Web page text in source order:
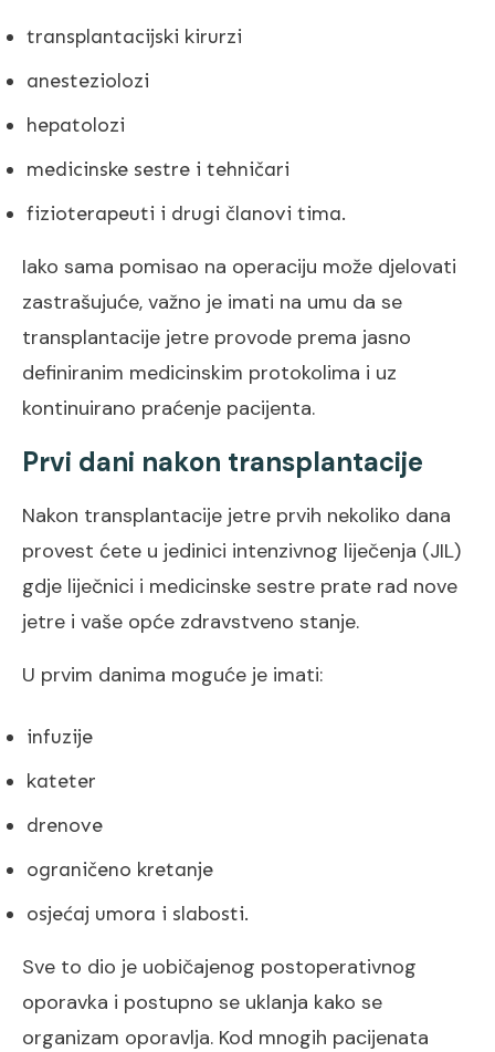
transplantacijski kirurzi
anesteziolozi
hepatolozi
medicinske sestre i tehničari
fizioterapeuti i drugi članovi tima.
Iako sama pomisao na operaciju može djelovati
zastrašujuće, važno je imati na umu da se
transplantacije jetre provode prema jasno
definiranim medicinskim protokolima i uz
kontinuirano praćenje pacijenta.
Prvi dani nakon transplantacije
Nakon transplantacije jetre prvih nekoliko dana
provest ćete u jedinici intenzivnog liječenja (JIL)
gdje liječnici i medicinske sestre prate rad nove
jetre i vaše opće zdravstveno stanje.
U prvim danima moguće je imati:
infuzije
kateter
drenove
ograničeno kretanje
osjećaj umora i slabosti.
Sve to dio je uobičajenog postoperativnog
oporavka i postupno se uklanja kako se
organizam oporavlja. Kod mnogih pacijenata